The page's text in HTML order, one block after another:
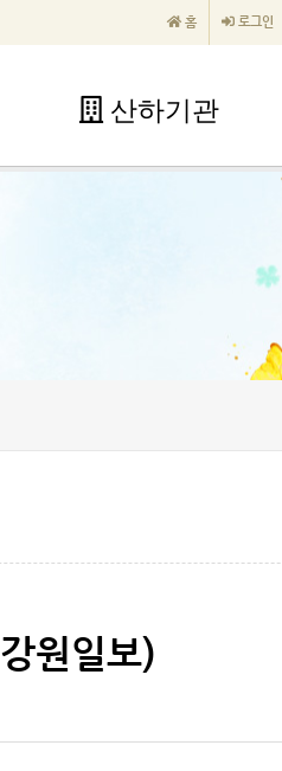
홈 로그인
산하기관
일삼일팔무산지역아동센터
원일보)